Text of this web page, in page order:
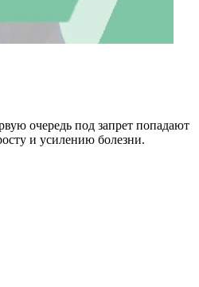
очередь под запрет попадают
и усилению болезни.